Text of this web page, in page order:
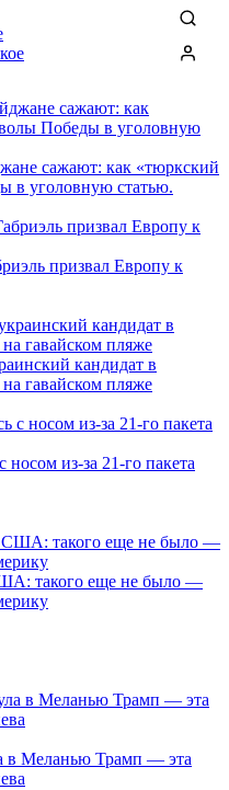
сажают: как «тюркский
в уголовную статью.
призвал Европу к
кандидат в
гавайском пляже
носом из-за 21-го пакета
такого еще не было —
в Меланью Трамп — эта